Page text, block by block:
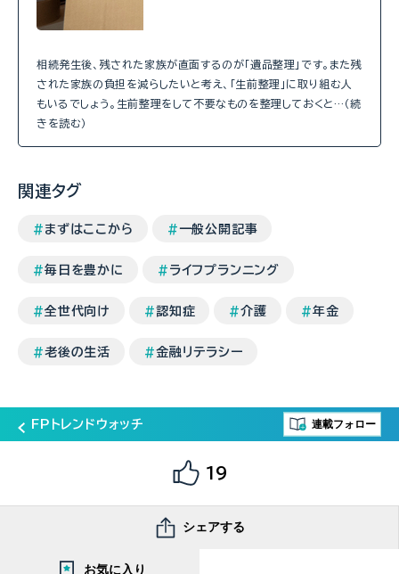
相続発生後、残された家族が直面するのが「遺品整理」です。また残
された家族の負担を減らしたいと考え、「生前整理」に取り組む人
もいるでしょう。生前整理をして不要なものを整理しておくと…（続
きを読む）
関連タグ
まずはここから 一般公開記事
毎日を豊かに ライフプランニング
全世代向け 認知症 介護 年金
老後の生活 金融リテラシー
FPトレンドウォッチ 連載フォロー
19
シェアする
お気に入り